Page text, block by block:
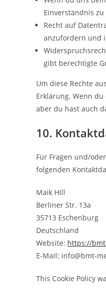
Einverständnis
Recht auf
anzufordern und
gibt berechtigte
Um diese Rechte
Erklärung. Wenn
aber du hast auch
10.
Für Fragen und/
folgenden
Maik HIll
Berliner Str. 13a
35713 Eschenburg
Deutschland
Website: https://
E-Mail: info@bmt-
This Cookie Policy